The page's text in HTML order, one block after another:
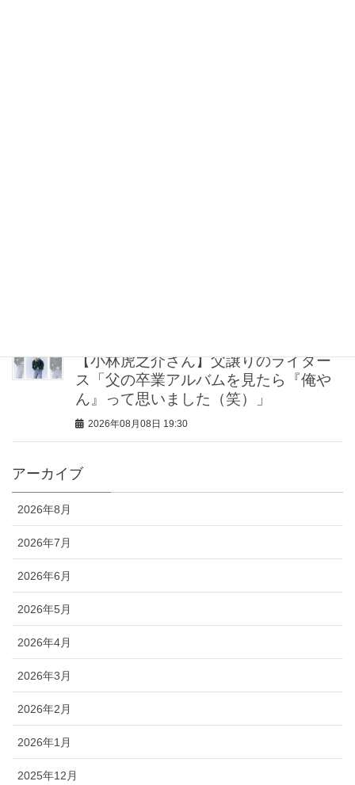
【小林虎之介さん】父譲りのライダー
ス「父の卒業アルバムを見たら『俺や
ん』って思いました（笑）」
2026年08月08日 19:30
アーカイブ
2026年8月
2026年7月
2026年6月
2026年5月
2026年4月
2026年3月
2026年2月
2026年1月
2025年12月